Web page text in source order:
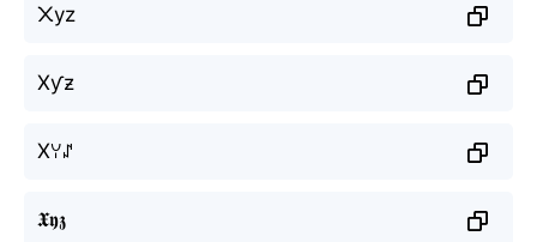
᙭yz
Xƴƶ
Xꌩꁴ
𝖃𝖞𝖟